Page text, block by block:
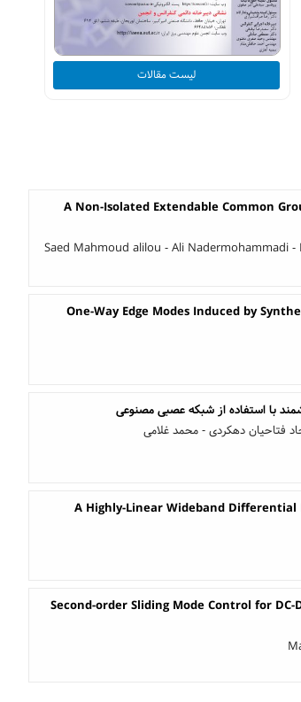
لیست مقالات
A Non-Isolated Extendable Common
Saed Mahmoud alilou - Ali Nadermohammadi
One-Way Edge Modes Induced by
با استفاده از شبکه عصبی مصنوعی
فتاحیان دهکردی - محمد غلامی
A Highly-Linear Wideband
Second-order Sliding Mode Control for